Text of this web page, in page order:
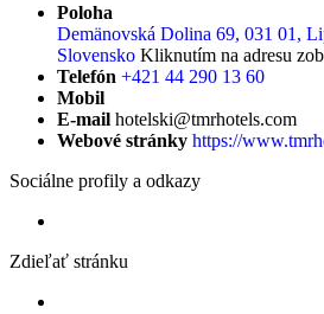
Poloha
Demänovská Dolina 69, 031 01,
Slovensko Kliknutím na adresu
Telefón +421 44 290 13 60
Mobil
E-mail hotelski@tmrhotels.com
Webové stránky https://
Sociálne profily a odkazy
Zdieľať stránku